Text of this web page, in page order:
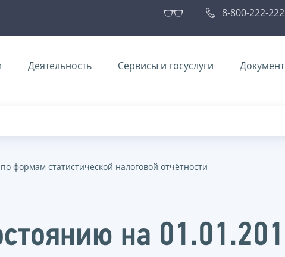
8-800-222-
Деятельность Сервисы и госуслуги
формам статистической налоговой отчётности
на